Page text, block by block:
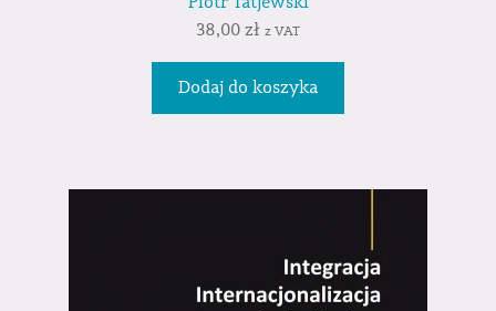
38,00 zł z VAT
Dodaj do koszyka